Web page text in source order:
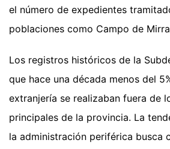
el número de expedientes
poblaciones como Campo de
Los registros históricos de la
que hace una década menos del
extranjería se realizaban fuera de
principales de la provincia. La
la administración periférica busca